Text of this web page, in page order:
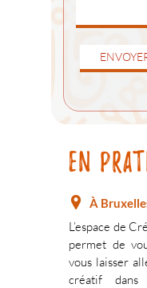
EN
À
L’espace de
permet de
vous laisser
créatif dans